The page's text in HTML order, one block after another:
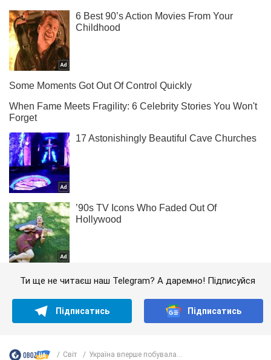
Ти ще не читаєш наш Telegram? А даремно! Підписуйся
Підписатись Підписатись
Світ Україна вперше побувала...